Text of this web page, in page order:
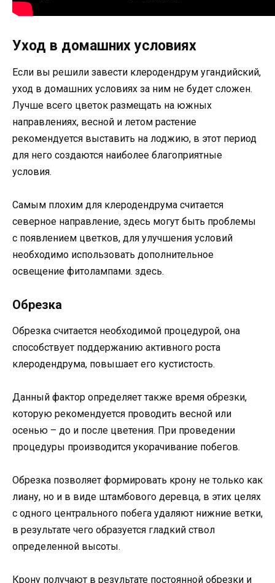
Уход в домашних условиях
Если вы решили завести клеродендрум угандийский,
уход в домашних условиях за ним не будет сложен.
Лучше всего цветок размещать на южных
направлениях, весной и летом растение
рекомендуется выставить на лоджию, в этот период
для него создаются наиболее благоприятные
условия.
Самым плохим для клеродендрума считается
северное направление, здесь могут быть проблемы
с появлением цветков, для улучшения условий
необходимо использовать дополнительное
освещение фитолампами. здесь.
Обрезка
Обрезка считается необходимой процедурой, она
способствует поддержанию активного роста
клеродендрума, повышает его кустистость.
Данный фактор определяет также время обрезки,
которую рекомендуется проводить весной или
осенью – до и после цветения. При проведении
процедуры производится укорачивание побегов.
Обрезка позволяет формировать крону не только как
лиану, но и в виде штамбового деревца, в этих целях
с одного центрального побега удаляют нижние ветки,
в результате чего образуется гладкий ствол
определенной высоты.
Крону получают в результате постоянной обрезки и